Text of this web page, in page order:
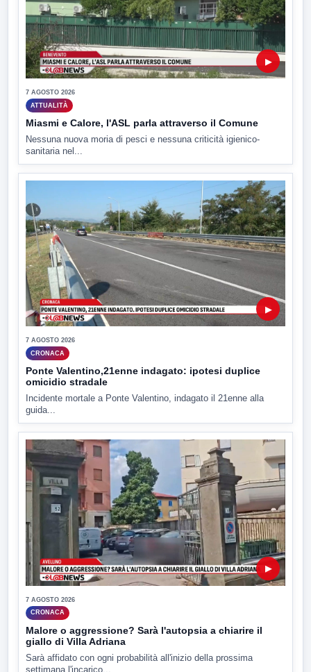
▶
7 AGOSTO 2026
ATTUALITÀ
Miasmi e Calore, l'ASL parla attraverso il Comune
Nessuna nuova moria di pesci e nessuna criticità igienico-
sanitaria nel...
▶
7 AGOSTO 2026
CRONACA
Ponte Valentino,21enne indagato: ipotesi duplice
omicidio stradale
Incidente mortale a Ponte Valentino, indagato il 21enne alla
guida...
▶
7 AGOSTO 2026
CRONACA
Malore o aggressione? Sarà l'autopsia a chiarire il
giallo di Villa Adriana
Sarà affidato con ogni probabilità all'inizio della prossima
settimana l'incarico...